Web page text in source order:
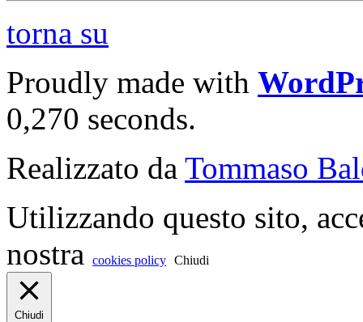
torna su
Proudly made with
0,270 seconds.
Realizzato da Tommaso
Utilizzando questo sito,
nostra
cookies policy Chiudi
Chiudi